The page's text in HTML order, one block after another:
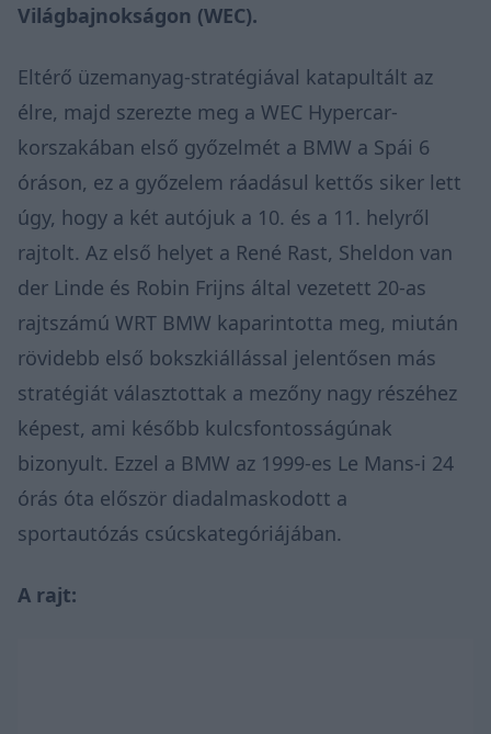
Világbajnokságon (WEC).
Eltérő üzemanyag-stratégiával katapultált az
élre, majd szerezte meg a WEC Hypercar-
korszakában első győzelmét a BMW a Spái 6
óráson, ez a győzelem ráadásul kettős siker lett
úgy, hogy a két autójuk a 10. és a 11. helyről
rajtolt. Az első helyet a René Rast, Sheldon van
der Linde és Robin Frijns által vezetett 20-as
rajtszámú WRT BMW kaparintotta meg, miután
rövidebb első bokszkiállással jelentősen más
stratégiát választottak a mezőny nagy részéhez
képest, ami később kulcsfontosságúnak
bizonyult. Ezzel a BMW az 1999-es Le Mans-i 24
órás óta először diadalmaskodott a
sportautózás csúcskategóriájában.
A rajt: